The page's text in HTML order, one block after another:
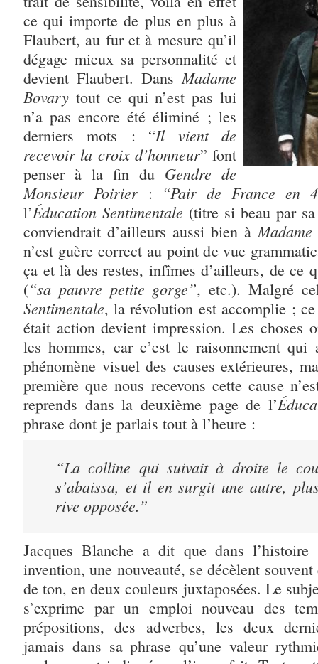
ce qui importe de plus en plus à
Flaubert, au fur et à mesure qu’il
dégage mieux sa personnalité et
devient Flaubert. DansMadame
Bovary tout ce qui n’est pas lui
n’a pas encore été éliminé ; les
derniers mots : “Il vient de
recevoir la croix d’honneur” font
penser à la fin du Gendre de
Monsieur Poirier: “Pair de France en
l’Éducation Sentimentale (titre si beau par
conviendrait d’ailleurs aussi bien à
n’est guère correct au point de vue
ça et là des restes, infîmes d’ailleurs, de ce
(“sa pauvre petite gorge”, etc.). Malgré
Sentimentale, la révolution est accomplie ;
était action devient impression. Les choses
les hommes, car c’est le raisonnement qui
phénomène visuel des causes extérieures,
première que nous recevons cette cause
reprends dans la deuxième page de l’
phrase dont je parlais tout à l’heure :
“La colline qui suivait à droite le
s’abaissa, et il en surgit une autre,
rive opposée.”
Jacques Blanche a dit que dans
invention, une nouveauté, se décèlent
de ton, en deux couleurs juxtaposées. Le
s’exprime par un emploi nouveau des
prépositions, des adverbes, les deux
jamais dans sa phrase qu’une valeur